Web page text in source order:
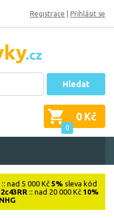
Registrace Přihlásit se
Hledat
0
0 Kč
:: nad 5 000 Kč 5% sleva kód
2c43RR :: nad 20 000 Kč 10%